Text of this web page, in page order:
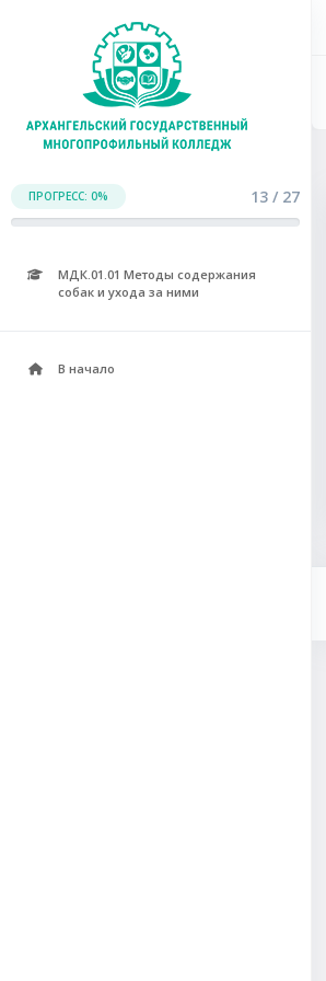
ПРОГРЕСС: 0% 13 / 27
МДК.01.01 Методы содержания
собак и ухода за ними
В начало